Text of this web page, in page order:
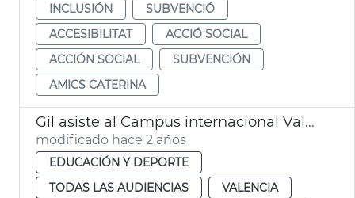
INCLUSIÓN
SUBVENCIÓ
ACCESIBILITAT
ACCIÓ SOCIAL
ACCIÓN SOCIAL
SUBVENCIÓN
AMICS CATERINA
Gil asiste al Campus internacional València Danza
modificado hace 2 años
EDUCACIÓN Y DEPORTE
TODAS LAS AUDIENCIAS
VALENCIA